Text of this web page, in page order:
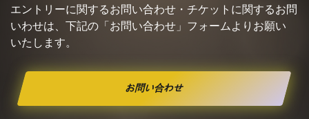
エントリーに関するお問い合わせ・ チケット に関するお問
いわせは、下記の「お問い合わせ」フォームよりお願い
いたします。
お問い合わせ